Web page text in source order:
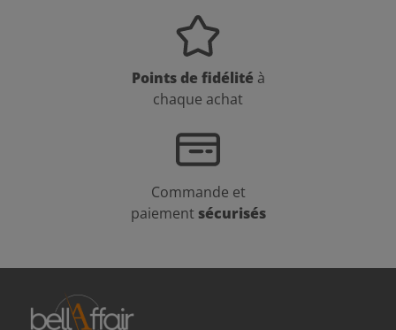
Points de fidélité à
chaque achat
Commande et
paiement sécurisés